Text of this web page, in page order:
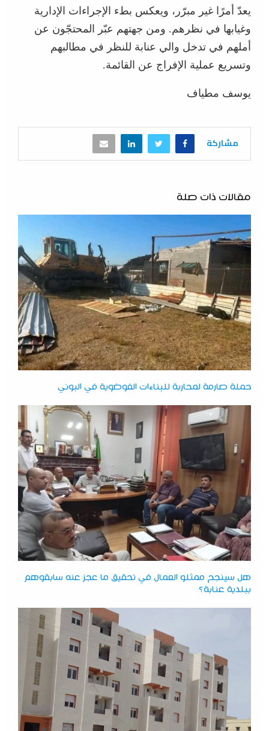
يعدّ أمرًا غير مبرّر، ويعكس بطء الإجراءات الإدارية
وغيابها في نظرهم. ومن جهتهم عبّر المحتجّون عن
أملهم في تدخل والي عنابة للنظر في مطالبهم
وتسريع عملية الإفراج عن القائمة.
يوسف مطياف
مشاركة
مقالات ذات صلة
حملة صارمة لمحاربة للبناءات الفوضوية في البوني
هل سينجح ممثلو العمال في تحقيق ما عجز عنه سابقوهم
ببلدية عنابة؟